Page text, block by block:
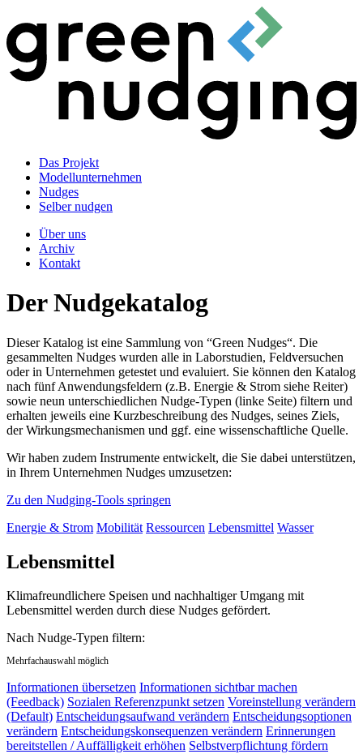
Das Projekt
Modellunternehmen
Nudges
Selber nudgen
Über uns
Archiv
Kontakt
Der Nudgekatalog
Dieser Katalog ist eine Sammlung von “Green Nudges“. Die
gesammelten Nudges wurden alle in Laborstudien, Feldversuchen
oder in Unternehmen getestet und evaluiert. Sie können den Katalog
nach fünf Anwendungsfeldern (z.B. Energie & Strom siehe Reiter)
sowie neun unterschiedlichen Nudge-Typen (linke Seite) filtern und
erhalten jeweils eine Kurzbeschreibung des Nudges, seines Ziels,
der Wirkungsmechanismen und ggf. eine wissenschaftliche Quelle.
Wir haben zudem Instrumente entwickelt, die Sie dabei unterstützen,
in Ihrem Unternehmen Nudges umzusetzen:
Zu den Nudging-Tools springen
Energie & Strom Mobilität Ressourcen Lebensmittel Wasser
Lebensmittel
Klimafreundlichere Speisen und nachhaltiger Umgang mit
Lebensmittel werden durch diese Nudges gefördert.
Nach Nudge-Typen filtern:
Mehrfachauswahl möglich
Informationen übersetzen Informationen sichtbar machen
(Feedback) Sozialen Referenzpunkt setzen Voreinstellung verändern
(Default) Entscheidungsaufwand verändern Entscheidungsoptionen
verändern Entscheidungskonsequenzen verändern Erinnerungen
bereitstellen / Auffälligkeit erhöhen Selbstverpflichtung fördern